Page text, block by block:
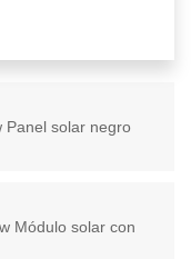
Panel solar negro
Módulo solar con